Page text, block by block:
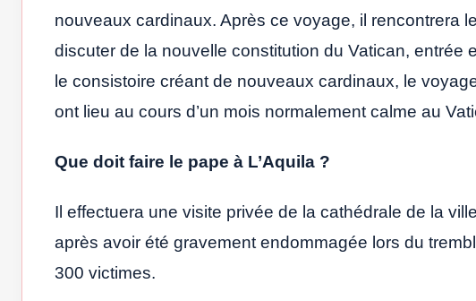
nouveaux cardinaux. Après ce voyage, il rencontrera
discuter de la nouvelle constitution du Vatican, entrée
le consistoire créant de nouveaux cardinaux, le
ont lieu au cours d’un mois normalement calme au
Que doit faire le pape à L’Aquila ?
Il effectuera une visite privée de la cathédrale de la
après avoir été gravement endommagée lors du
300 victimes.